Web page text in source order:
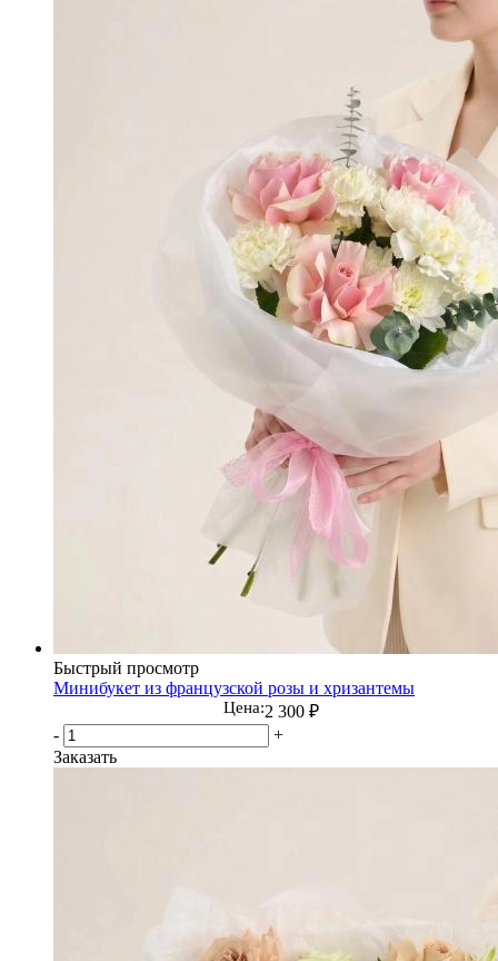
Быстрый просмотр
Минибукет из французской розы и хризантемы
Цена:2 300 ₽
-
+
Заказать